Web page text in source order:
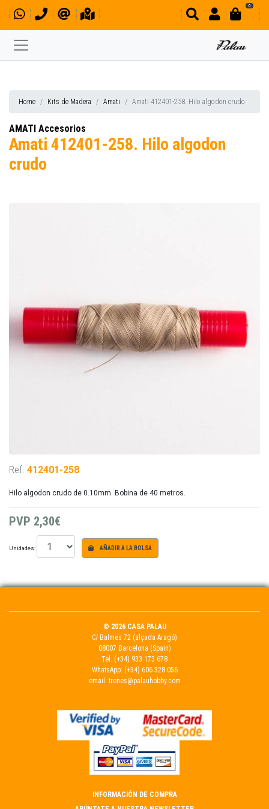
0
Home Kits de Madera Amati Amati 412401-258. Hilo algodon crudo
AMATI Accesorios
Amati 412401-258. Hilo algodon
crudo
Ref. 412401-258
Hilo algodon crudo de 0.10mm. Bobina de 40 metros.
PVP 2,30€
Unidades: AÑADIR A LA BOLSA
© 2026 CASA PALAU
C/ Balmes 72 (alçada Aragó)
08007 Barcelona (Spain)
Tel. (+34) 933 173 678
WhatsApp: (+34) 606 328 056
email: trenes@palauhobby.com
INFORMACIÓN DE COMPRA